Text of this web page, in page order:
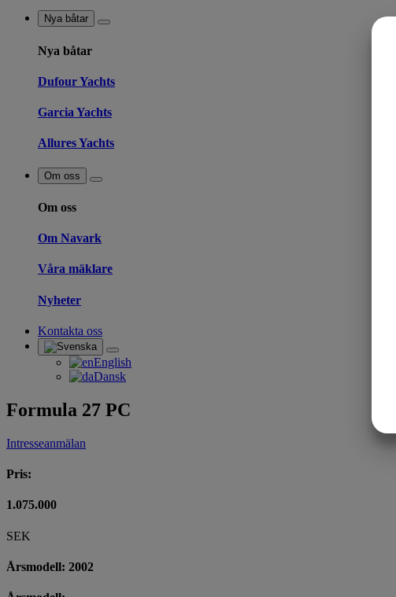
Nya båtar
Nya båtar
Dufour Yachts
Garcia Yachts
Allures Yachts
Om oss
Om oss
Om Navark
Våra mäklare
Nyheter
Kontakta oss
English
Dansk
Formula 27 PC
Intresseanmälan
Pris:
1.075.000
SEK
Årsmodell: 2002